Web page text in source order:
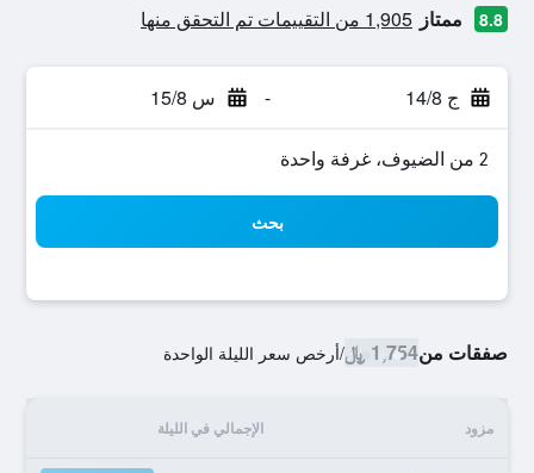
8.8 ممتاز 1,905 من التقييمات تم التحقق منها
ج 14/8 - س 15/8
2 من الضيوف، غرفة واحدة
بحث
صفقات من1,754 ﷼ /أرخص سعر الليلة الواحدة
مزود الإجمالي في الليلة